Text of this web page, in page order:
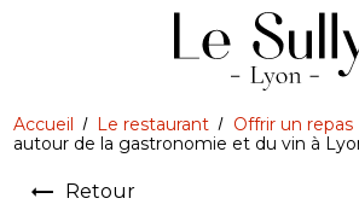
Accueil Le restaurant Offrir un repas
autour de la gastronomie et du vin à
Retour